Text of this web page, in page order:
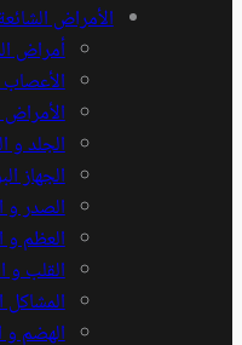
الأمراض
أمراض
الأعصاب
الجلد و
الجهاز
الصدر و
العظم و
القلب و
المشاكل
الهضم و